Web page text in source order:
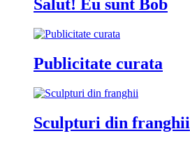
Salut! Eu sunt Bob
Publicitate curata
Sculpturi din franghii